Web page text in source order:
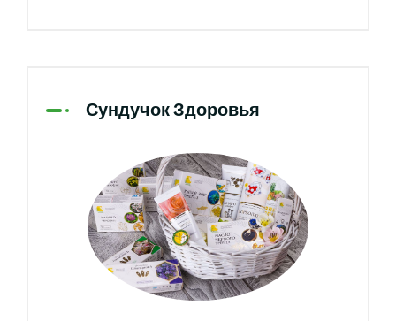
Сундучок Здоровья